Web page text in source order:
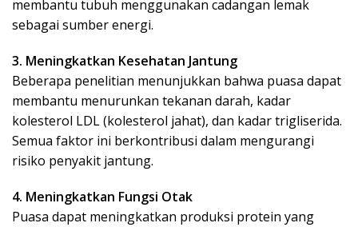
membantu tubuh menggunakan cadangan lemak
sebagai sumber energi.
3. Meningkatkan Kesehatan Jantung
Beberapa penelitian menunjukkan bahwa puasa dapat
membantu menurunkan tekanan darah, kadar
kolesterol LDL (kolesterol jahat), dan kadar trigliserida.
Semua faktor ini berkontribusi dalam mengurangi
risiko penyakit jantung.
4. Meningkatkan Fungsi Otak
Puasa dapat meningkatkan produksi protein yang